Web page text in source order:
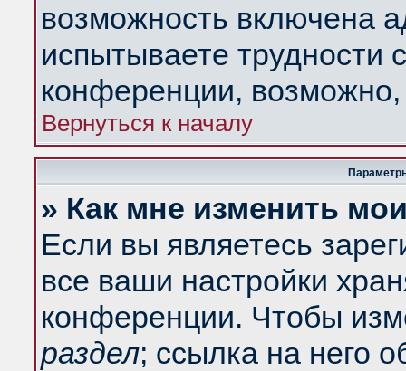
возможность включена
испытываете трудности
конференции,
Вернуться к началу
» Как мне изменить
Если вы являетесь
все ваши настройки
конференции. Чтобы
раздел; ссылка на него